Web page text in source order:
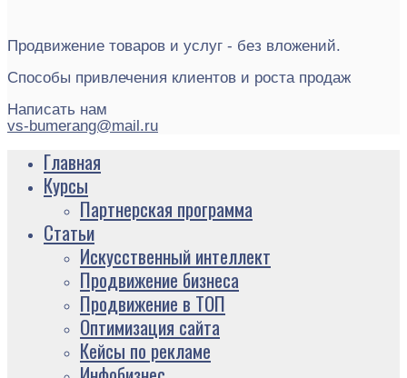
Продвижение товаров и услуг - без вложений.
Способы привлечения клиентов и роста продаж
Написать нам
vs-bumerang@mail.ru
Главная
Курсы
Партнерская программа
Статьи
Искусственный интеллект
Продвижение бизнеса
Продвижение в ТОП
Оптимизация сайта
Кейсы по рекламе